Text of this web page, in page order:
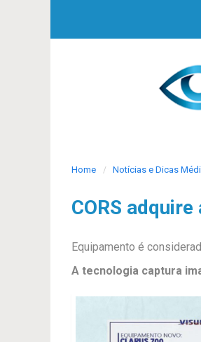
Home Notícias e Dicas
CORS
Equipamento é
A tecnologia captura